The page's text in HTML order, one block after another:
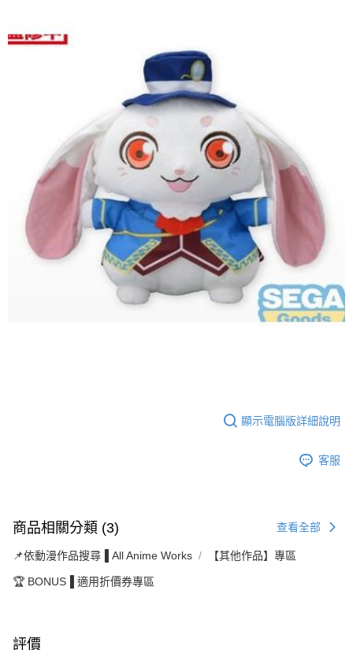
每筆NT$100，滿NT$1,300(含以上)免運費
宅配-離島(澎湖/金門/馬祖)-木棉花樂園專用
每筆NT$150
顯示電腦版詳細說明
客服
商品相關分類 (3) 查看全部
📌依動漫作品搜尋▐ All Anime Works 【其他作品】專區
🏆 BONUS▐ 適用折價券專區
評價